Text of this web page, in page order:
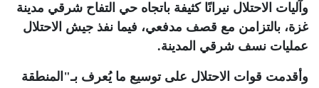
وآليات الاحتلال نيرانًا كثيفة باتجاه حي التفاح شرقي مدينة
غزة، بالتزامن مع قصف مدفعي، فيما نفذ جيش الاحتلال
عمليات نسف شرقي المدينة.
وأقدمت قوات الاحتلال على توسيع ما يُعرف بـ"المنطقة